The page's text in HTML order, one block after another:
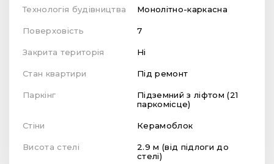
Технологія будівництва Монолітно-каркасна
Поверховість 7
Закрита територія Ні
Стан квартири Під ремонт
Паркінг
Підземний з ліфтом (21
паркомісце)
Стіни Керамоблок
Висота стелі
2.9 м (від підлоги до
стелі)